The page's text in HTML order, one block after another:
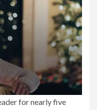
for nearly five